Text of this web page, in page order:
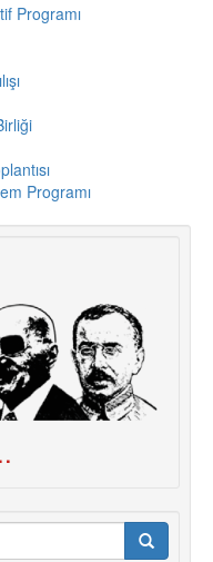
Programı
Programı